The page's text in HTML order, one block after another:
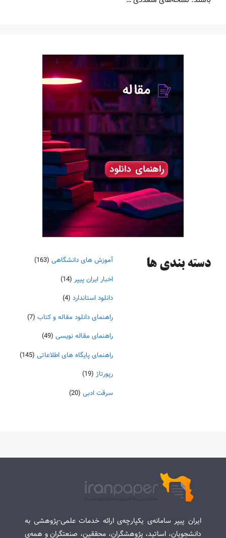
دسته‌ بندی ها آموزش های دانشگاهی (163)
اخبار ایران پیپر (14)
دانلود استاندارد (4)
راهنمای دانلود مقاله و کتاب (7)
راهنمای مقاله نویسی (49)
راهنمای پایگاه های اطلاعاتی (145)
رپورتاژ (19)
سرقت ادبی (20)
ایران پیپر سامانه‌ی یکپارچه‌ی ارائه خدمات علمی-پژوهشی به
دانشجویان، اساتید، پژوهشگران، محققین، صنعتگران و همه‌ی